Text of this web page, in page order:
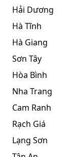
Hải Dương
Hà Tĩnh
Hà Giang
Sơn Tây
Hòa Bình
Nha Trang
Cam Ranh
Rạch Giá
Lạng Sơn